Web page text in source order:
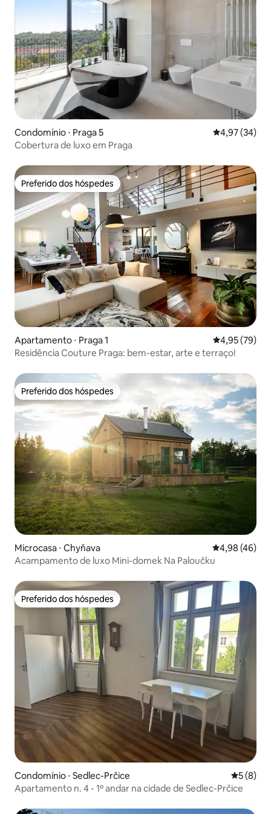
Condomínio ⋅ Praga 5 4,97 de uma
4,97 (34)
Cobertura de luxo em Praga
Preferido dos hóspedes
Preferido dos hóspedes
Apartamento ⋅ Praga 1 4,95 de uma
4,95 (79)
Residência Couture Praga: bem-estar, arte e terraço!
Preferido dos hóspedes
Preferido dos hóspedes
Microcasa ⋅ Chyňava 4,98 de uma
4,98 (46)
Acampamento de luxo Mini-domek Na Paloučku
Preferido dos hóspedes
Preferido dos hóspedes
Condomínio ⋅ Sedlec-Prčice 5 de
5 (8)
Apartamento n. 4 - 1º andar na cidade de Sedlec-Prčice